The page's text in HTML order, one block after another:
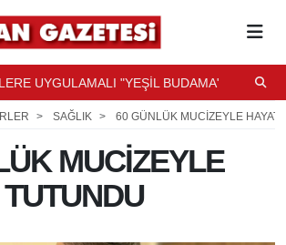
UYGULAMALI "YEŞİL BUDAMA" EĞİTİMİ
SAĞLIK 60 GÜNLÜK MUCİZEYLE
MUCİZEYLE
TUTUNDU